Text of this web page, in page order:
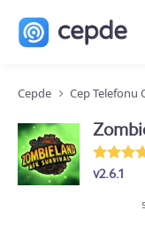
Cepde Cep Telefonu
v2.6.1